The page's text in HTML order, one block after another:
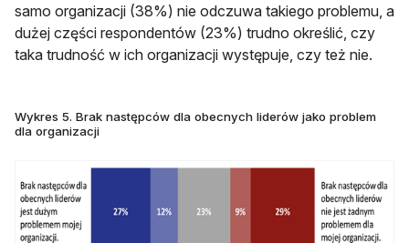
samo organizacji (38%) nie odczuwa takiego problemu, a
dużej części respondentów (23%) trudno określić, czy
taka trudność w ich organizacji występuje, czy też nie.
Wykres 5. Brak następców dla obecnych liderów jako problem
dla organizacji